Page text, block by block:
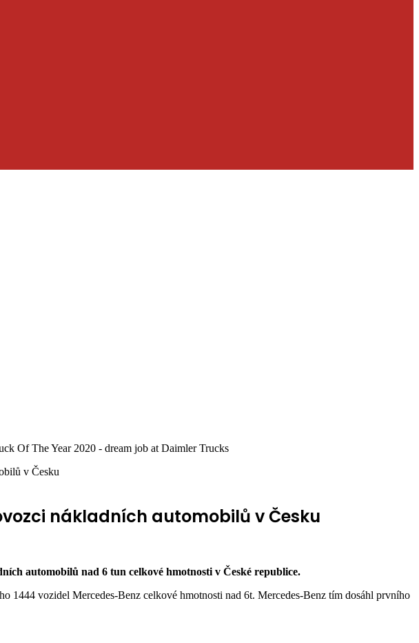
Of The Year 2020 - dream job at Daimler Trucks
v Česku
nákladních automobilů v Česku
automobilů nad 6 tun celkové hmotnosti v České republice.
vozidel Mercedes-Benz celkové hmotnosti nad 6t. Mercedes-Benz tím dosáhl prvního